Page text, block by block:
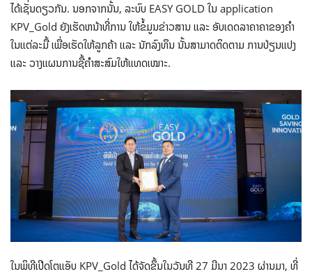
ໄດ້ເຊັ່ນດຽວກັນ. ນອກຈາກນັ້ນ, ລະບົບ EASY GOLD ໃນ application
KPV_Gold ຍັງເຮັດຫນ້າທີ່ການ ໃຫ້ຂໍ້ມູນຂ່າວສານ ແລະ ອັບເດດລາຄາຄາຂອງຄໍາ
ໃນແຕ່ລະມື້ ເພື່ອເຮັດໃຫ້ລູກຄ້າ ແລະ ນັກລົງທຶນ ນັ້ນສາມາດຕິດຕາມ ການປ່ຽນແປງ
ແລະ ວາງແຜນການຊື້ຄໍາສະສົມໃຫ້ແທດເໝາະ.
ໃນພິທີເປີດໂຕແອັບ KPV_Gold ໄດ້ຈັດຂຶ້ນໃນວັນທີ 27 ມີນາ 2023 ຜ່ານມາ, ທີ່